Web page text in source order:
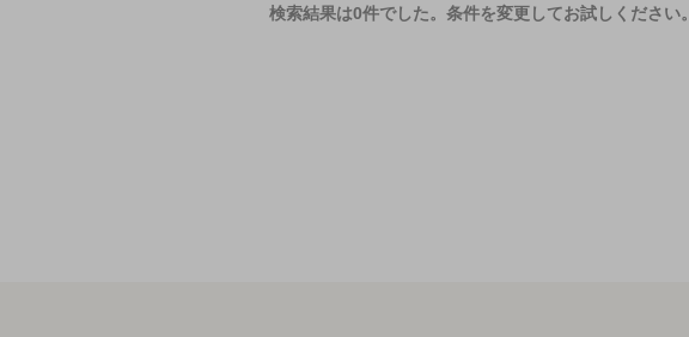
検索結果は0件でした。 条件を変更してお試しください。